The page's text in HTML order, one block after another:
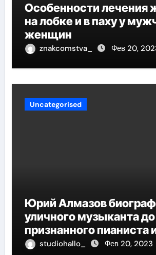
Особенности лечения
на лобке и в паху у
женщин
znakcomstva_ Фев 20,
Uncategorised
Юрий Алмазов
уличного музыканта до
признанного пианиста
композитора
studiohallo_ Фев 20, 2023